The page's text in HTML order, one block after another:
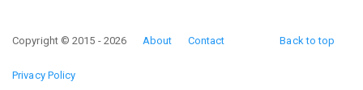
Back to top
Copyright © 2015 - 2026 About Contact
Privacy Policy